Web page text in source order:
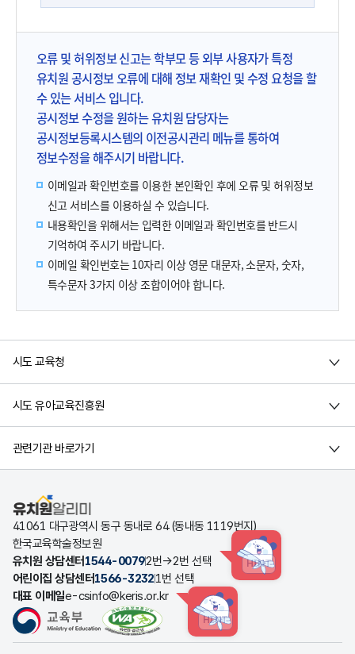
오류 및 허위정보 신고는 학부모 등 외부 사용자가 특정
유치원 공시정보 오류에 대해 정보 재확인 및 수정 요청을 할
수 있는 서비스 입니다.
공시정보 수정을 원하는 유치원 담당자는
공시정보등록시스템의 이전공시관리 메뉴를 통하여
정보수정을 해주시기 바랍니다.
이메일과 확인번호를 이용한 본인확인 후에 오류 및 허위정보
신고 서비스를 이용하실 수 있습니다.
내용확인을 위해서는 입력한 이메일과 확인번호를 반드시
기억하여 주시기 바랍니다.
이메일 확인번호는 10자리 이상 영문 대문자, 소문자, 숫자,
특수문자 3가지 이상 조합이어야 합니다.
시도 교육청
시도 유아교육진흥원
관련기관 바로가기
유치원알리미
41061 대구광역시 동구 동내로 64 (동내동 1119번지)
한국교육학술정보원
유치원 상담센터 1544-00792번→2번 선택 HINT
어린이집 상담센터1566-32321번 선택
대표 이메일e-csinfo@keris.or.kr
HINT